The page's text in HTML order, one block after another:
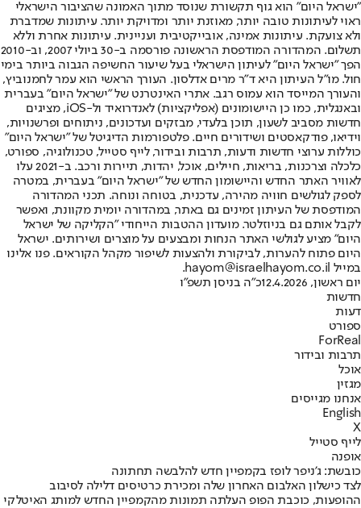
"ישראל היום" הוא גוף תקשורת שנוסד מתוך האמונה שהציבור הישראלי
ראוי לעיתונות טובה יותר, מאוזנת יותר ומדויקת יותר. עיתונות שמדברת
ולא צועקת. עיתונות אמינה, אובייקטיבית ועניינית. עיתונות אחרת וללא
תשלום. המהדורה המודפסת הראשונה פורסמה ב-30 ביולי 2007, וב-2010
הפך "ישראל היום" לעיתון הישראלי בעל שיעור החשיפה הגבוה ביותר בימי
חול. מו"ל העיתון היא ד"ר מרים אדלסון. העורך הראשי הוא עמר לחמנוביץ,
והעורך המייסד הוא עמוס רגב. אתרי האינטרנט של "ישראל היום" בעברית
ובאנגלית, כמו כן היישומונים (אפליקציות) לאנדרואיד ול-iOS, מציגים
חדשות מסביב לשעון, תוכן בלעדי, מבזקים ועדכונים, ניתוחים ופרשנויות,
וידיאו, פודקאסטים ושידורים חיים. פלטפורמות הדיגיטל של "ישראל היום"
כוללות ערוצי חדשות ודעות, תרבות ובידור, לייף סטייל, טכנולוגיה, ספורט,
כלכלה וצרכנות, בריאות, חיילים, אוכל, יהדות, תיירות ורכב. ב-2021 עלו
לאוויר האתר החדש והיישומון החדש של "ישראל היום" בעברית, במטרה
לספק לגולשים חוויה מהירה, עדכנית, בטוחה ונוחה. תכני המהדורה
המודפסת של העיתון זמינים גם באתר, במהדורה יומית מקוונת, ואפשר
לקבל אותם גם בניוזלטר. מועדון ההטבות הייחודי "הקליקה של ישראל
היום" מציע לגולשי האתר הנחות ומבצעים על מוצרים ושירותים. ישראל
היום פתוח להערות, לביקורת ולהצעות לשיפור מקהל הקוראים. פנו אלינו
במייל hayom@israelhayom.co.il.
יום ראשון, 12.4.2026
כ"ה בניסן תשפ"ו
חדשות
דעות
ספורט
ForReal
תרבות ובידור
אוכל
מגזין
אנחנו מגייסים
English
X
לייף סטייל
אופנה
כובשת: ג'ניפר לופז בקמפיין חדש להלבשה תחתונה
לצד כישלון האלבום האחרון שלה ומכירת כרטיסים דלילה לסיבוב
ההופעות, כוכבת הפופ העלתה תמונות מהקמפיין החדש למותג האיטלקי